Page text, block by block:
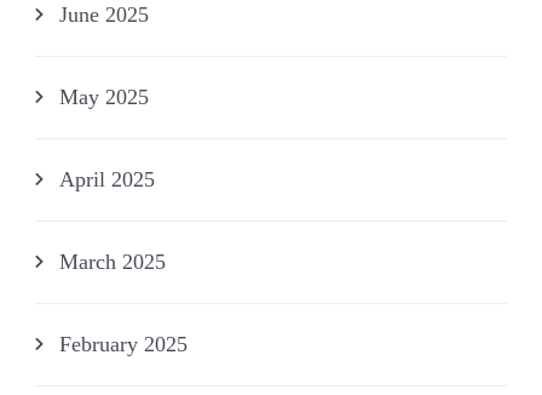
June 2025
May 2025
April 2025
March 2025
February 2025